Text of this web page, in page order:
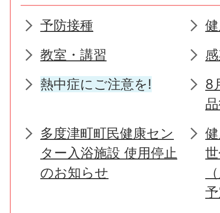
予防接種
教室・講習
熱中症にご注意を!
8
多度津町町民健康セン
ター入浴施設 使用停止
のお知らせ